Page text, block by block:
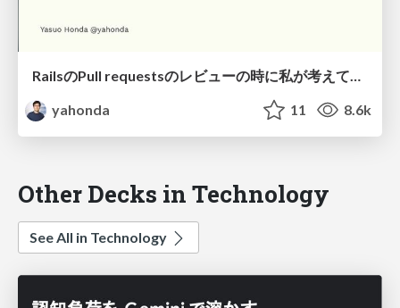
RailsのPull requestsのレビューの時に私が考えていること
yahonda
11 8.6k
Other Decks in Technology
See All in Technology